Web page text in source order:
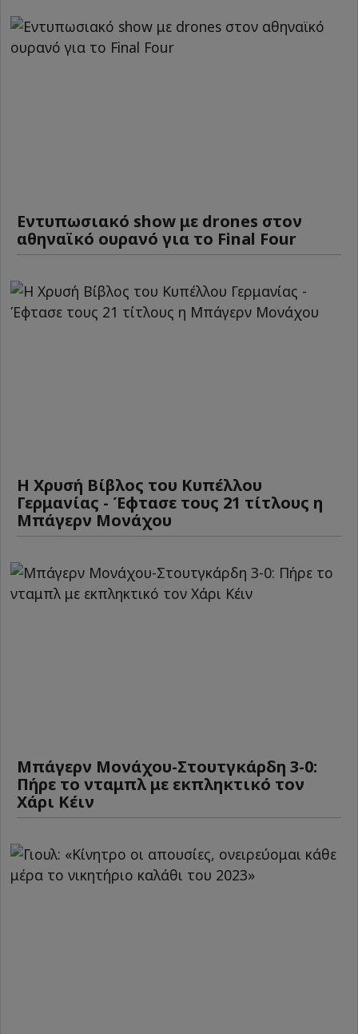
Εντυπωσιακό show με drones στον
αθηναϊκό ουρανό για το Final Four
Η Χρυσή Βίβλος του Κυπέλλου
Γερμανίας - Έφτασε τους 21 τίτλους η
Μπάγερν Μονάχου
Μπάγερν Μονάχου-Στουτγκάρδη 3-0:
Πήρε το νταμπλ με εκπληκτικό τον
Χάρι Κέιν